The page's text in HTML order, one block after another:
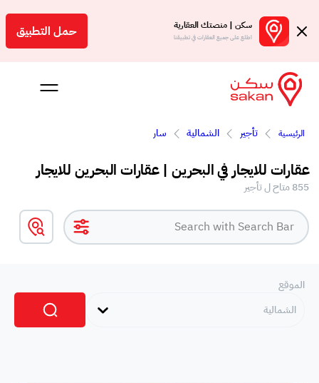
سكن | منصتك العقارية
اطلع على جميع العقارات في تطبيقنا حمل التطبيق
بالعمولة
الرئيسية تأجير الشمالية سار
عقارات للايجار في البحرين | عقارات البحرين للايجار
855 متاح ل تأجير
الموقع
الشمالية